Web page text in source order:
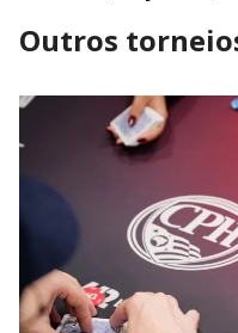
Outros